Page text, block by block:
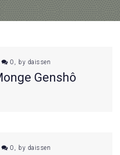
0 by daissen
Genshô
0 by daissen